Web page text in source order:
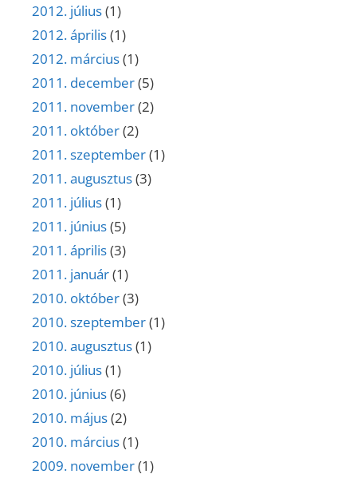
2012. július(1)
2012. április(1)
2012. március(1)
2011. december(5)
2011. november(2)
2011. október(2)
2011. szeptember(1)
2011. augusztus(3)
2011. július(1)
2011. június(5)
2011. április(3)
2011. január(1)
2010. október(3)
2010. szeptember(1)
2010. augusztus(1)
2010. július(1)
2010. június(6)
2010. május(2)
2010. március(1)
2009. november(1)